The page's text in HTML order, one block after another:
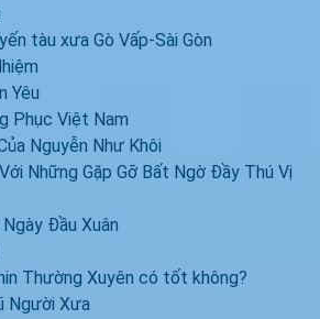
tàu xưa Gò Vấp-Sài Gòn
Yêu
Phục Việt Nam
Nguyễn Như Khôi
Những Gặp Gỡ Bất Ngờ Đầy Thú Vị
Đầu Xuân
Thường Xuyên có tốt không?
Người Xưa